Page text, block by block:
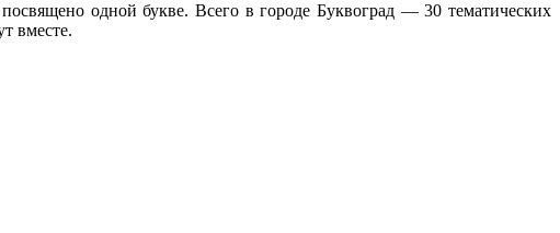
одной букве. Всего в городе Буквоград — 30 тематических
вместе.